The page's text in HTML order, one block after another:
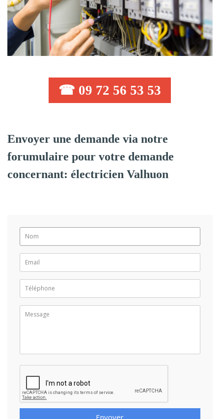
☎ 09 72 56 53 53
Envoyer une demande via notre
forumulaire pour votre demande
concernant: électricien Valhuon
Envoyer